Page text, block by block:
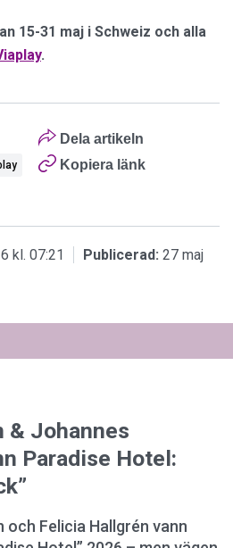
15-31 maj i Schweiz och alla
.
Dela artikeln
Kopiera länk
kl. 07:21 Publicerad: 27 maj
& Johannes
Paradise Hotel:
och Felicia Hallgrén vann